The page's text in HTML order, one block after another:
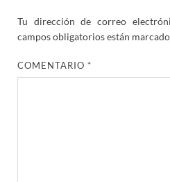
Tu dirección de correo
campos obligatorios están
COMENTARIO*